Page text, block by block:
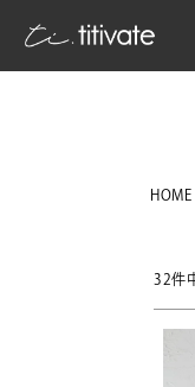
HOME
32件